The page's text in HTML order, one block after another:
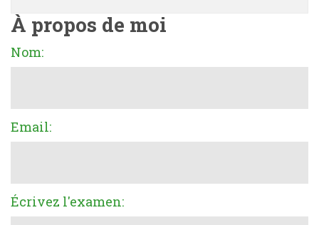
À propos de moi
Nom:
Email:
Écrivez l'examen: